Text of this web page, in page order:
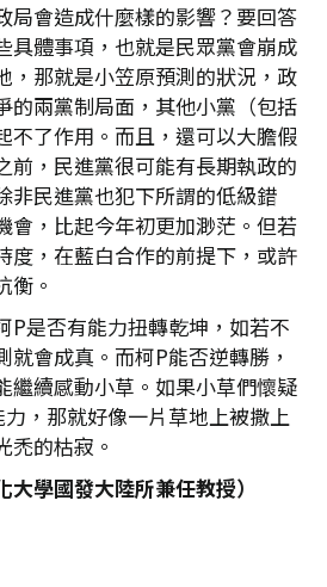
局會造成什麼樣的影響？要回答
具體事項，也就是民眾黨會崩成
，那就是小笠原預測的狀況，政
的兩黨制局面，其他小黨（包括
不了作用。而且，還可以大膽假
前，民進黨很可能有長期執政的
非民進黨也犯下所謂的低級錯
會，比起今年初更加渺茫。但若
度，在藍白合作的前提下，或許
衡。
P是否有能力扭轉乾坤，如若不
會成真。而柯P能否逆轉勝，
繼續感動小草。如果小草們懷疑
，那就好像一片草地上被撒上
禿的枯寂。
大學國發大陸所兼任教授）